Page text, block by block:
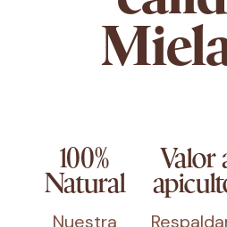
100%
Natural
Nuestra
Valor